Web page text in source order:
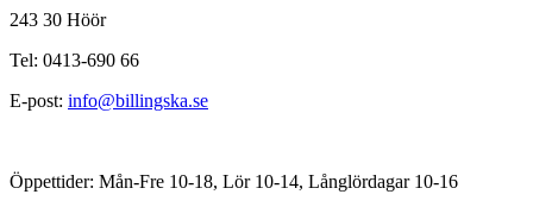
243 30 Höör
Tel: 0413-690 66
E-post: info@billingska.se
Öppettider: Mån-Fre 10-18, Lör 10-14, Långlördagar 10-16